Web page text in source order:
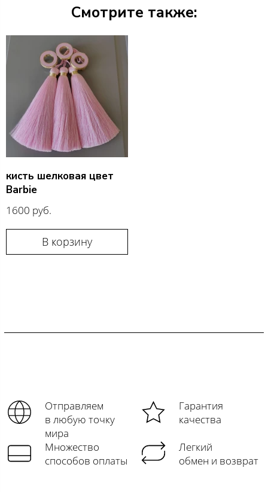
Смотрите также:
кисть шелковая цвет
Barbie
1600 руб.
В корзину
Отправляем
в любую точку
мира
Гарантия
качества
Множество
способов оплаты
Легкий
обмен и возврат